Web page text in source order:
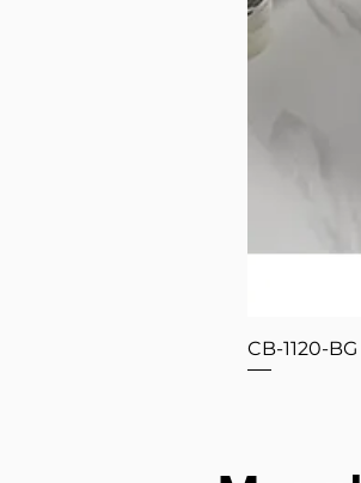
CB-1120-BG